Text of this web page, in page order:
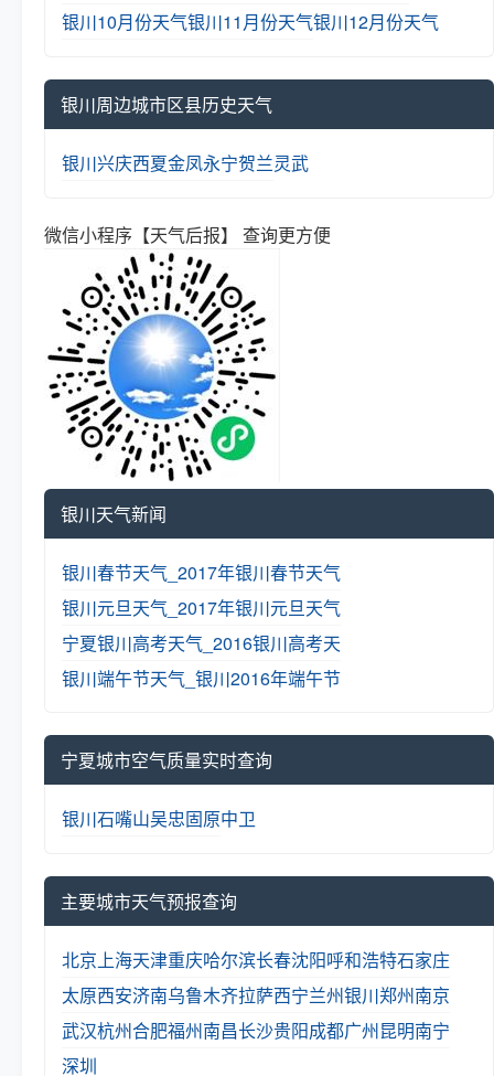
银川10月份天气银川11月份天气银川12月份天气
银川周边城市区县历史天气
银川兴庆西夏金凤永宁贺兰灵武
微信小程序【天气后报】 查询更方便
银川天气新闻
银川春节天气_2017年银川春节天气
银川元旦天气_2017年银川元旦天气
宁夏银川高考天气_2016银川高考天
银川端午节天气_银川2016年端午节
宁夏城市空气质量实时查询
银川石嘴山吴忠固原中卫
主要城市天气预报查询
北京 上海天津重庆哈尔滨长春沈阳呼和浩特石家庄
太原西安济南乌鲁木齐拉萨西宁兰州银川郑州南京
武汉杭州合肥福州南昌长沙贵阳成都广州昆明南宁
深圳